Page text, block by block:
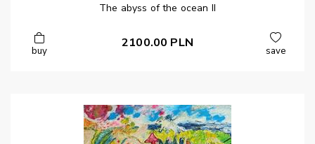
The abyss of the ocean II
buy
2100.00 PLN
save